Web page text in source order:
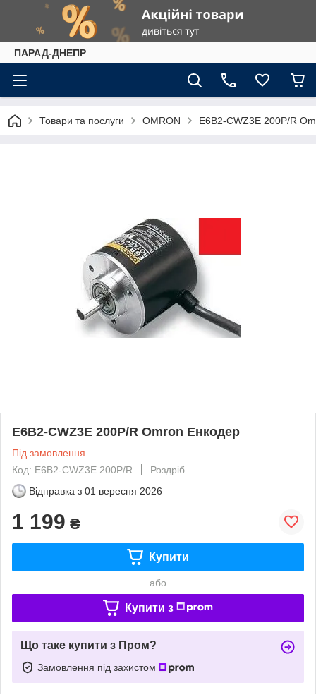
ПАРАД-ДНЕПР
Товари та послуги OMRON E6B2-CWZ3E 200P/R
E6B2-CWZ3E 200P/R Omron Енкодер
Під замовлення
Код: E6B2-CWZ3E 200P/R
Роздріб
Відправка з 01 вересня 2026
1 199 ₴
Купити
або
Купити з
Що таке купити з Пром?
Замовлення під захистом